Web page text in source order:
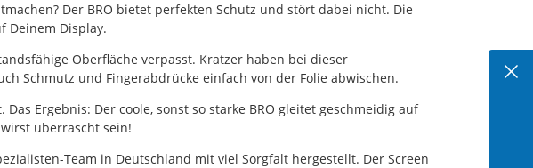
Der BRO bietet perfekten Schutz und stört dabei nicht. Die
Deinem Display.
Oberfläche verpasst. Kratzer haben bei dieser
Schmutz und Fingerabdrücke einfach von der Folie abwischen.
Ergebnis: Der coole, sonst so starke BRO gleitet geschmeidig auf
wirst überrascht sein!
Team in Deutschland mit viel Sorgfalt hergestellt. Der Screen